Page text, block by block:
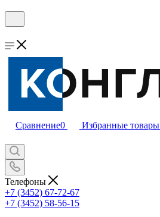
Сравнение0 Избранные товары
Телефоны
+7 (3452) 67-72-67
+7 (3452) 58-56-15